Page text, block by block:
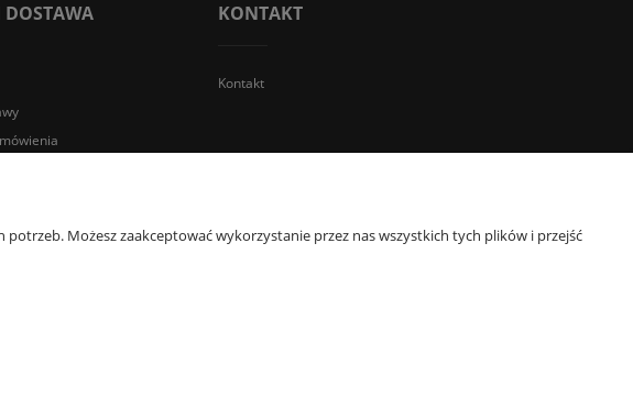
DOSTAWA KONTAKT
Kontakt
600 012 159 | TGS Przemysław Stoń | NIP: 6312213594 | REGON: 276403698
Możesz zaakceptować wykorzystanie przez nas wszystkich tych plików i przejść